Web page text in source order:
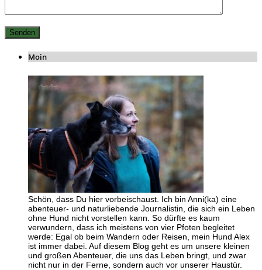
Moin
Schön, dass Du hier vorbeischaust. Ich bin Anni(ka) eine
abenteuer- und naturliebende Journalistin, die sich ein Leben
ohne Hund nicht vorstellen kann. So dürfte es kaum
verwundern, dass ich meistens von vier Pfoten begleitet
werde: Egal ob beim Wandern oder Reisen, mein Hund Alex
ist immer dabei. Auf diesem Blog geht es um unsere kleinen
und großen Abenteuer, die uns das Leben bringt, und zwar
nicht nur in der Ferne, sondern auch vor unserer Haustür.